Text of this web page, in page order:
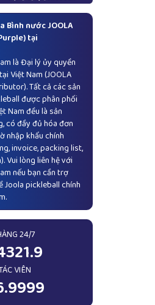
Bình nước JOOLA
tại
là Đại lý ủy quyền
tại Việt Nam (JOOLA
Tất cả các sản
được phân phối
Nam đều là sản
có đầy đủ hóa đơn
nhập khẩu chính
invoice, packing list,
Vui lòng liên hệ với
nếu bạn cần trợ
Joola pickleball chính
24/7
VIÊN